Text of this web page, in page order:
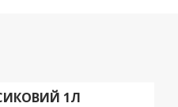
1Л